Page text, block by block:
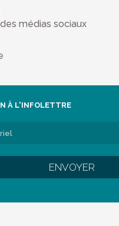
médias sociaux
À L'INFOLETTRE
ENVOYER